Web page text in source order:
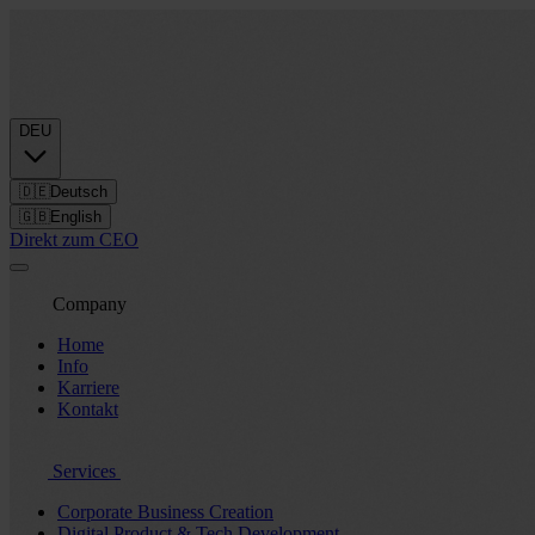
DEU
🇩🇪 Deutsch
🇬🇧 English
Direkt zum CEO
Company
Home
Info
Karriere
Kontakt
Services
Corporate Business Creation